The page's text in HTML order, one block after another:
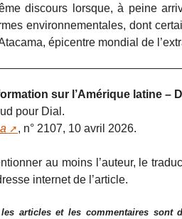
discours lorsque, à peine
environnementales, dont
épicentre mondial de
sur l’Amérique latine –
pour Dial.
, n° 2107, 10 avril 2026.
au moins l’auteur, le
internet de l’article.
articles et les commentaires sont